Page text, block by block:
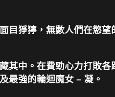
目猙獰，無數人們在慾
其中。在費勁心力打敗
最強的輪迴魔女 – 凝。